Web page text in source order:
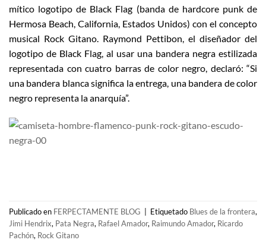
mítico logotipo de Black Flag (banda de hardcore punk de
Hermosa Beach, California, Estados Unidos) con el concepto
musical Rock Gitano. Raymond Pettibon, el diseñador del
logotipo de Black Flag, al usar una bandera negra estilizada
representada con cuatro barras de color negro, declaró: “Si
una bandera blanca significa la entrega, una bandera de color
negro representa la anarquía”.
Publicado en FERPECTAMENTE BLOG | Etiquetado Blues de la frontera,
Jimi Hendrix, Pata Negra, Rafael Amador, Raimundo Amador, Ricardo
Pachón, Rock Gitano